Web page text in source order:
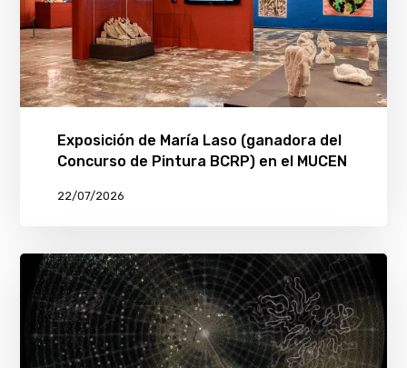
Exposición de María Laso (ganadora del
Concurso de Pintura BCRP) en el MUCEN
22/07/2026